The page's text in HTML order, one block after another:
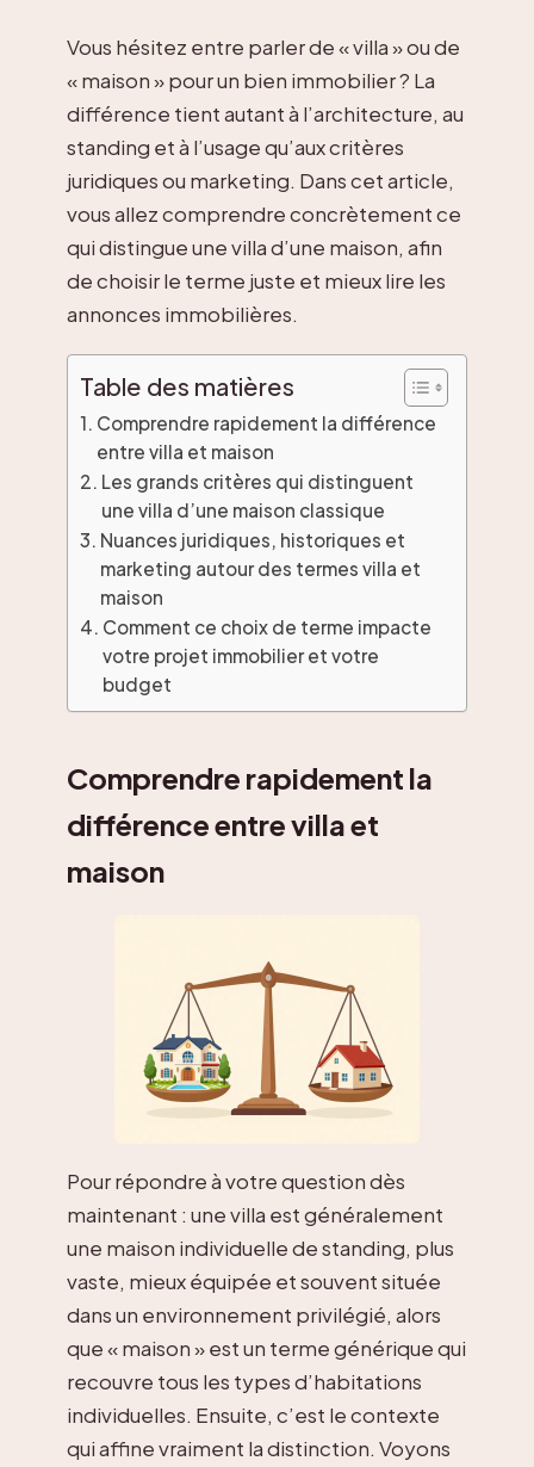
Vous hésitez entre parler de « villa » ou de
« maison » pour un bien immobilier ? La
différence tient autant à l’architecture, au
standing et à l’usage qu’aux critères
juridiques ou marketing. Dans cet article,
vous allez comprendre concrètement ce
qui distingue une villa d’une maison, afin
de choisir le terme juste et mieux lire les
annonces immobilières.
Table des matières
Comprendre rapidement la différence
entre villa et maison
Les grands critères qui distinguent
une villa d’une maison classique
Nuances juridiques, historiques et
marketing autour des termes villa et
maison
Comment ce choix de terme impacte
votre projet immobilier et votre
budget
Comprendre rapidement la
différence entre villa et
maison
Pour répondre à votre question dès
maintenant : une villa est généralement
une maison individuelle de standing, plus
vaste, mieux équipée et souvent située
dans un environnement privilégié, alors
que « maison » est un terme générique qui
recouvre tous les types d’habitations
individuelles. Ensuite, c’est le contexte
qui affine vraiment la distinction. Voyons